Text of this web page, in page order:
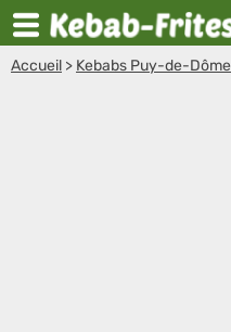
Accueil > Kebabs Puy-de-Dôme